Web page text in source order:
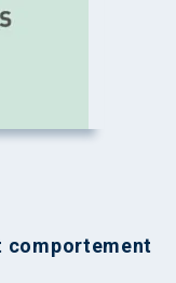
comportement